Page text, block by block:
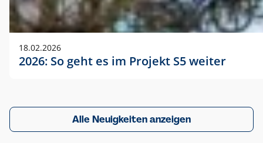
18.02.2026
2026: So geht es im Projekt S5 weiter
Alle Neuigkeiten anzeigen